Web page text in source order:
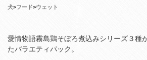
犬>フード>ウェット
愛情物語霧島鶏そぼろ煮込みシリーズ３種
たバラエティパック。